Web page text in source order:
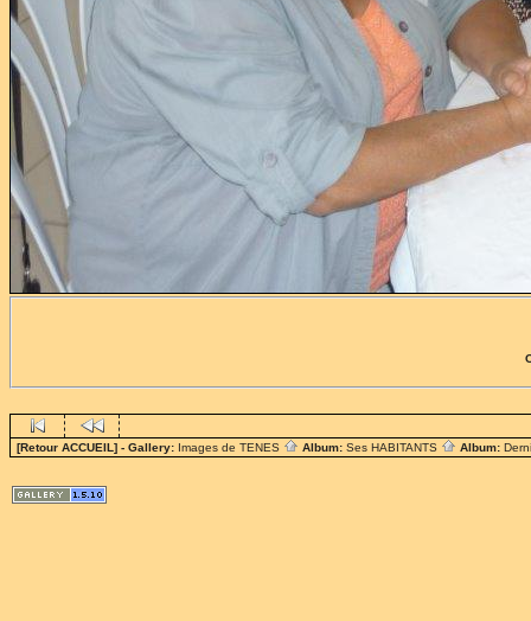
[Retour ACCUEIL] - Gallery: Images de TENES Album: Ses HABITANTS Album: